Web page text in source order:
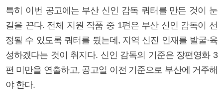
특히 이번 공고에는 부산 신인 감독 쿼터를 만든 것이 눈
길을 끈다. 전체 지원 작품 중 1편은 부산 신인 감독이 선
정될 수 있도록 쿼터를 뒀는데, 지역 신진 인재를 발굴·육
성하겠다는 것이 취지다. 신인 감독의 기준은 장편영화 3
편 미만을 연출하고, 공고일 이전 기준으로 부산에 거주해
야 한다.